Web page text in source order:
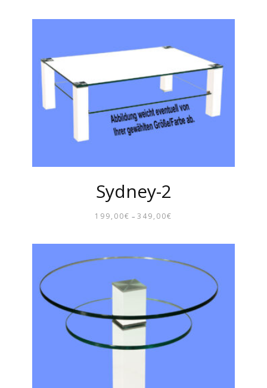
Sydney-2
199,00€ – 349,00€
349,00€